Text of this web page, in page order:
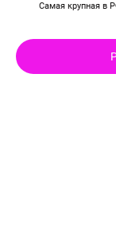
Самая крупная в